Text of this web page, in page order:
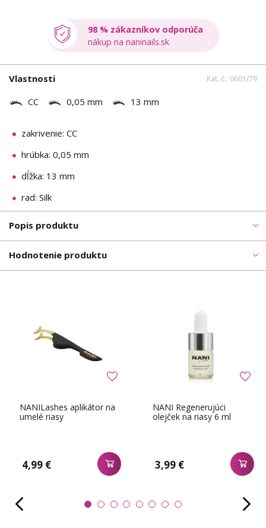
98 % zákazníkov odporúča
nákup na naninails.sk
Vlastnosti Kat. č.: 0601/79
CC 0,05 mm 13 mm
zakrivenie: CC
hrúbka: 0,05 mm
dĺžka: 13 mm
rad: Silk
Popis produktu
Hodnotenie produktu
NANILashes aplikátor na
umelé riasy
4,99 €
NANI Regenerujúci
olejček na riasy 6 ml
3,99 €